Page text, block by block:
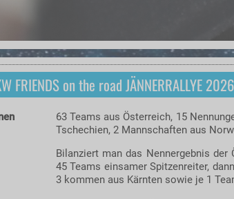
FRIENDS on the road JÄNNERRALLYE
63 Teams aus Österreich, 15
Tschechien, 2 Mannschaften aus
Bilanziert man das Nennergebnis der
45 Teams einsamer Spitzenreiter,
3 kommen aus Kärnten sowie je 1